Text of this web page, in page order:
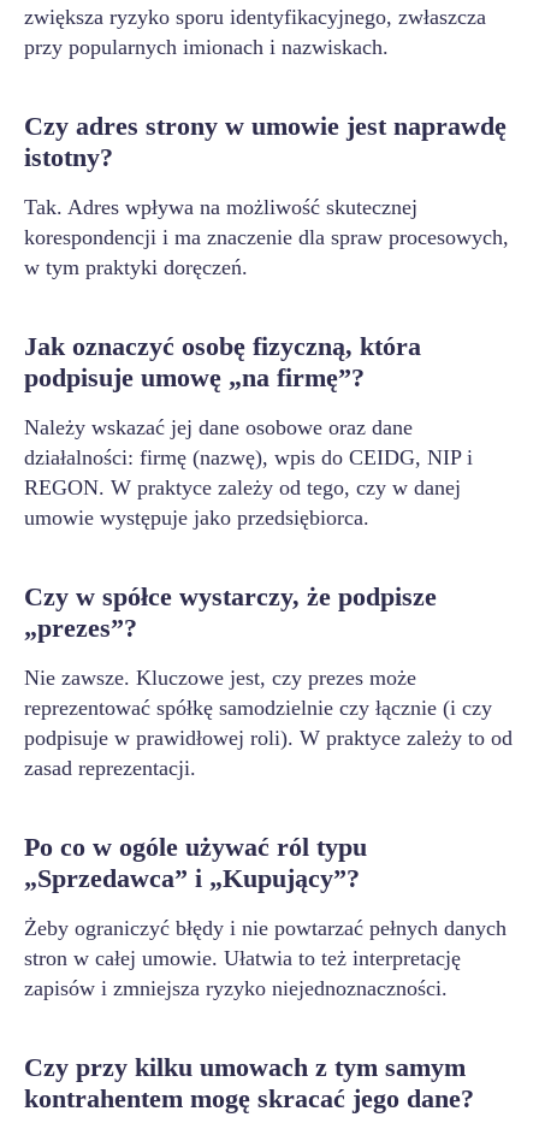
zwiększa ryzyko sporu identyfikacyjnego, zwłaszcza
przy popularnych imionach i nazwiskach.
Czy adres strony w umowie jest naprawdę
istotny?
Tak. Adres wpływa na możliwość skutecznej
korespondencji i ma znaczenie dla spraw procesowych,
w tym praktyki doręczeń.
Jak oznaczyć osobę fizyczną, która
podpisuje umowę „na firmę”?
Należy wskazać jej dane osobowe oraz dane
działalności: firmę (nazwę), wpis do CEIDG, NIP i
REGON. W praktyce zależy od tego, czy w danej
umowie występuje jako przedsiębiorca.
Czy w spółce wystarczy, że podpisze
„prezes”?
Nie zawsze. Kluczowe jest, czy prezes może
reprezentować spółkę samodzielnie czy łącznie (i czy
podpisuje w prawidłowej roli). W praktyce zależy to od
zasad reprezentacji.
Po co w ogóle używać ról typu
„Sprzedawca” i „Kupujący”?
Żeby ograniczyć błędy i nie powtarzać pełnych danych
stron w całej umowie. Ułatwia to też interpretację
zapisów i zmniejsza ryzyko niejednoznaczności.
Czy przy kilku umowach z tym samym
kontrahentem mogę skracać jego dane?